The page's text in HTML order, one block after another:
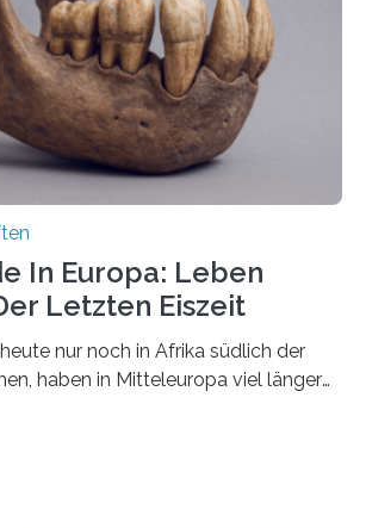
Oldoinyo Lengai in Tansania
„Wir konnten die Tremore
sondern ihren Ort in…
In Europa: Leben
Letzten Eiszeit
nur noch in Afrika südlich der
haben in Mitteleuropa viel länger
dass Flusspferde noch vor